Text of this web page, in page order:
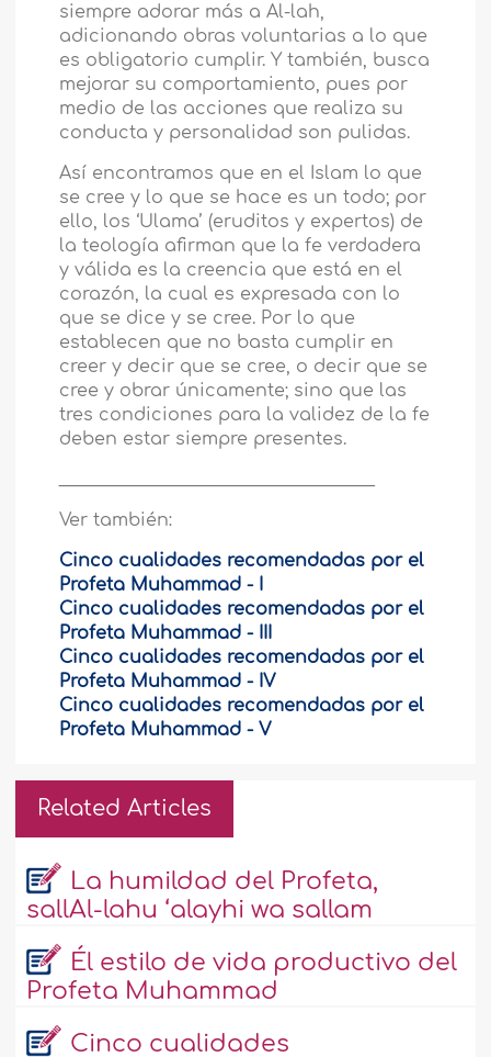
siempre adorar más a Al-lah,
adicionando obras voluntarias a lo que
es obligatorio cumplir. Y también, busca
mejorar su comportamiento, pues por
medio de las acciones que realiza su
conducta y personalidad son pulidas.
Así encontramos que en el Islam lo que
se cree y lo que se hace es un todo; por
ello, los ‘Ulama’ (eruditos y expertos) de
la teología afirman que la fe verdadera
y válida es la creencia que está en el
corazón, la cual es expresada con lo
que se dice y se cree. Por lo que
establecen que no basta cumplir en
creer y decir que se cree, o decir que se
cree y obrar únicamente; sino que las
tres condiciones para la validez de la fe
deben estar siempre presentes.
Ver también:
Cinco cualidades recomendadas por el
Profeta Muhammad - I
Cinco cualidades recomendadas por el
Profeta Muhammad - III
Cinco cualidades recomendadas por el
Profeta Muhammad - IV
Cinco cualidades recomendadas por el
Profeta Muhammad - V
Related Articles
La humildad del Profeta,
sallAl-lahu ‘alayhi wa sallam
Él estilo de vida productivo del
Profeta Muhammad
Cinco cualidades